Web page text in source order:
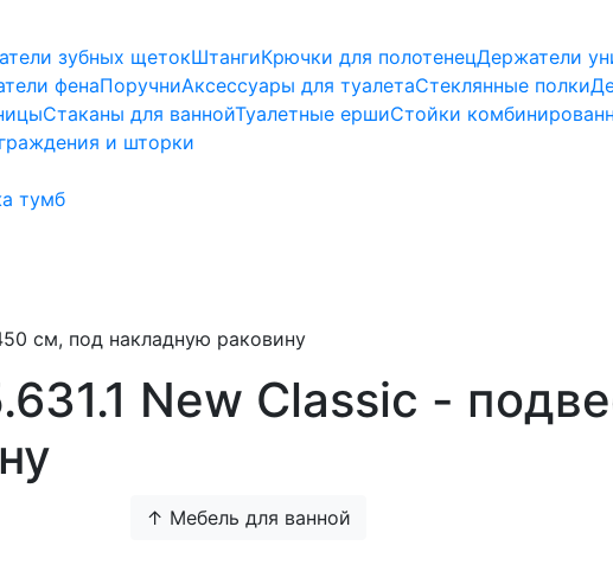
зубных щетокШтангиКрючки для полотенецДержатели
фенаПоручниАксессуары для туалетаСтеклянные полки
Стаканы для ваннойТуалетные ершиСтойки
и шторки
тумб
см, под накладную раковину
New Classic -
↑ Мебель для ванной